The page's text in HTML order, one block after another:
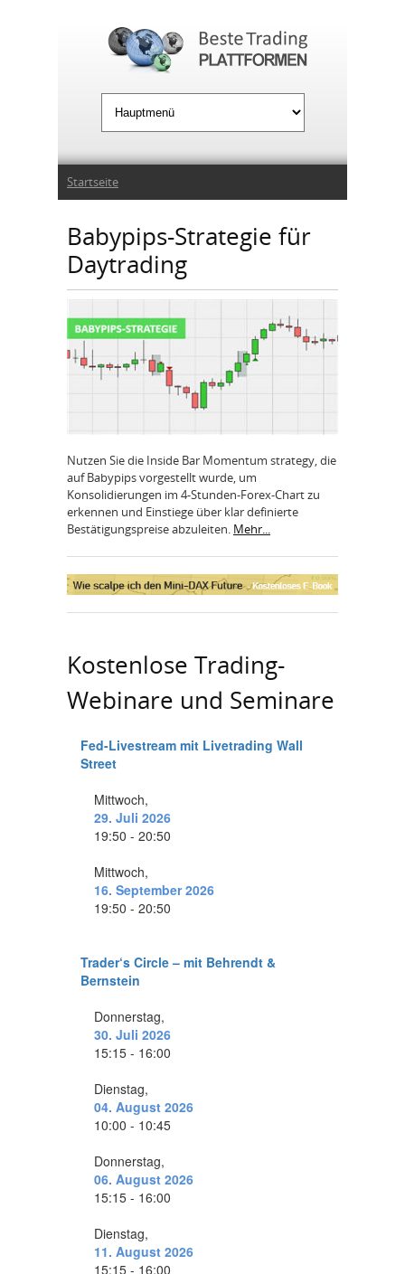
Sie sind hier
Startseite
Babypips-Strategie für
Daytrading
Nutzen Sie die Inside Bar Momentum strategy, die
auf Babypips vorgestellt wurde, um
Konsolidierungen im 4-Stunden-Forex-Chart zu
erkennen und Einstiege über klar definierte
Bestätigungspreise abzuleiten. Mehr...
Kostenlose Trading-
Webinare und Seminare